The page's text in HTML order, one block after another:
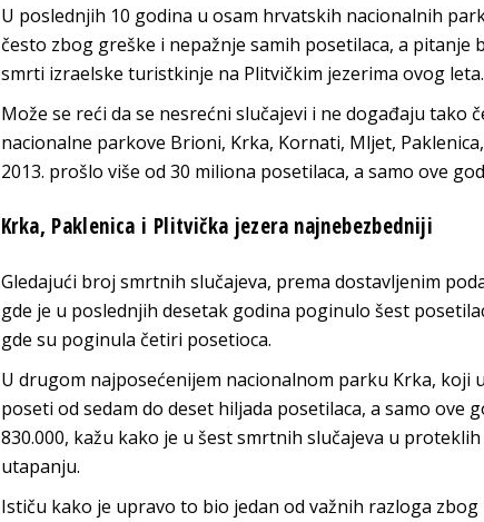
U poslednjih 10 godina u osam hrvatskih nacionalnih
često zbog greške i nepažnje samih posetilaca, a
smrti izraelske turistkinje na Plitvičkim jezerima ovog leta.
Može se reći da se nesrećni slučajevi i ne događaju tako
nacionalne parkove Brioni, Krka, Kornati, Mljet,
2013. prošlo više od 30 miliona posetilaca, a samo ove
Krka, Paklenica i Plitvička jezera najnebezbedniji
Gledajući broj smrtnih slučajeva, prema dostavljenim
gde je u poslednjih desetak godina poginulo šest
gde su poginula četiri posetioca.
U drugom najposećenijem nacionalnom parku Krka, koji
poseti od sedam do deset hiljada posetilaca, a samo ove
830.000, kažu kako je u šest smrtnih slučajeva u
utapanju.
Ističu kako je upravo to bio jedan od važnih razloga